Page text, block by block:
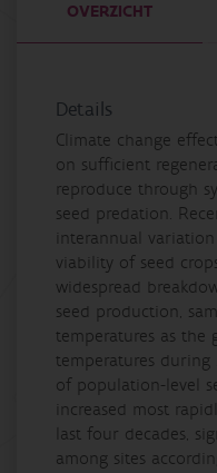
OVERZICHT
Details
Climate change
on sufficient
reproduce through
seed predation.
interannual
viability of seed
widespread
seed production,
temperatures as the
temperatures during
of population-level
increased most
last four decades,
among sites